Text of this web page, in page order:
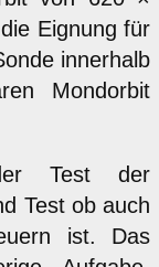
Eignung für
innerhalb
Mondorbit
Test der
Test ob auch
ist. Das